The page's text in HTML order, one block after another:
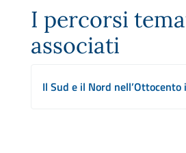
I percorsi
associati
Il Sud e il Nord